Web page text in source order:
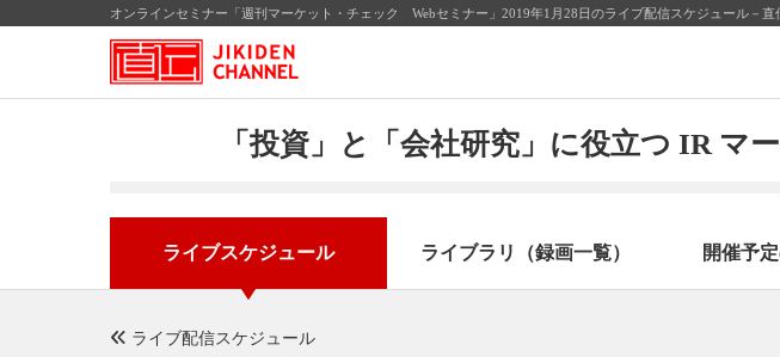
オンラインセミナー「週刊マーケット・チェック Webセミナー」2019年1月28日のライブ配信スケジュール－直
「投資」と「会社研究」に役立つ IR マ
ライブスケジュール ライブラリ（録画一覧） 開催予
ライブ配信スケジュール